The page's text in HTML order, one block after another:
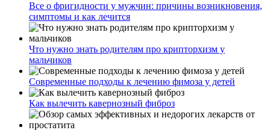
Все о фригидности у мужчин: причины возникновения,
симптомы и как лечится
Что нужно знать родителям про крипторхизм у
мальчиков
Современные подходы к лечению фимоза у детей
Как вылечить кавернозный фиброз